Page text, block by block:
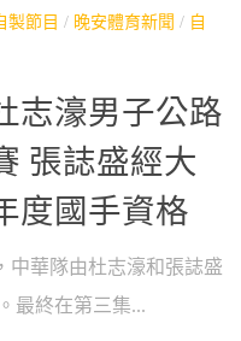
製節目 / 晚安體育新聞 / 自
志濠男子公路
張誌盛經大
度國手資格
中華隊由杜志濠和張誌盛
最終在第三集...